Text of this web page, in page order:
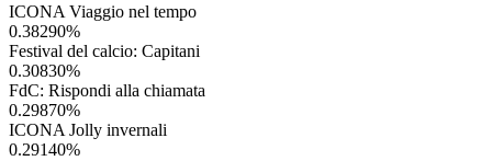
ICONA Viaggio nel tempo
0.38290%
Festival del calcio: Capitani
0.30830%
FdC: Rispondi alla chiamata
0.29870%
ICONA Jolly invernali
0.29140%